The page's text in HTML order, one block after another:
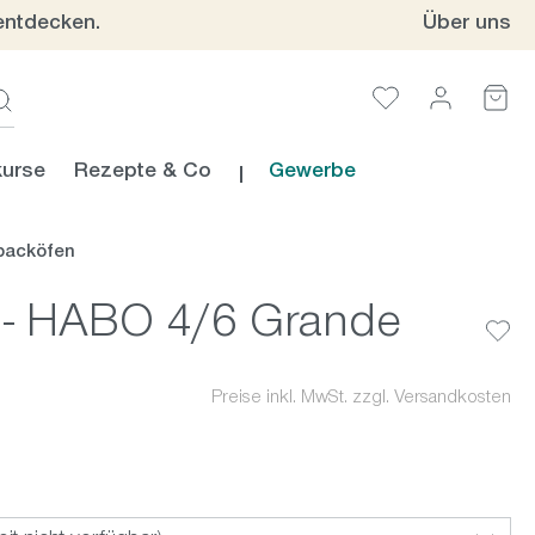
Über uns
Rezepte & Co Gewerbe
HABO 4/6 Grande
Preise inkl. MwSt. zzgl. Versandkosten